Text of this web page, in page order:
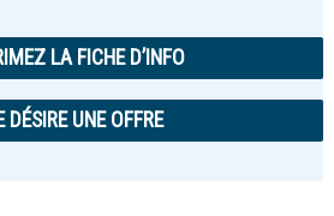
LA FICHE D’INFO
DÉSIRE UNE OFFRE